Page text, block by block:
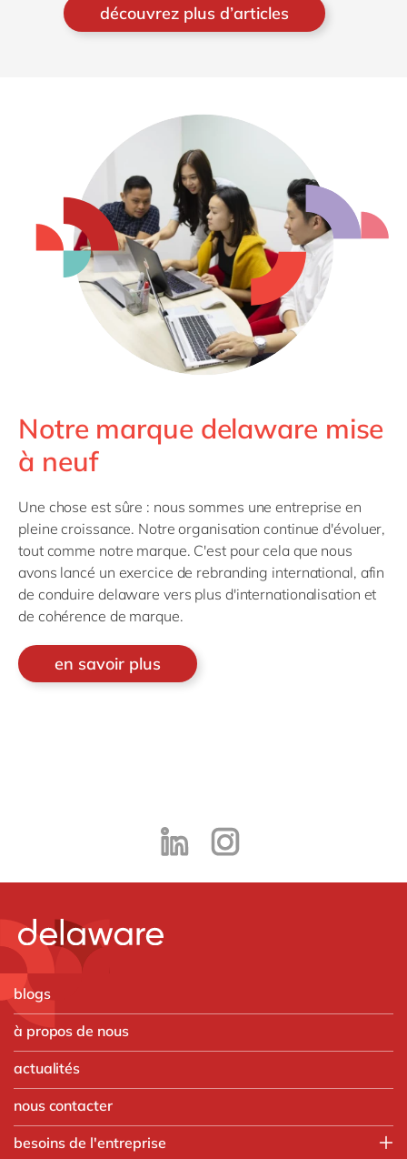
découvrez plus d’articles
Notre marque delaware mise
à neuf
Une chose est sûre : nous sommes une entreprise en
pleine croissance. Notre organisation continue d'évoluer,
tout comme notre marque. C'est pour cela que nous
avons lancé un exercice de rebranding international, afin
de conduire delaware vers plus d'internationalisation et
de cohérence de marque.
en savoir plus
blogs
à propos de nous
actualités
nous contacter
besoins de l'entreprise